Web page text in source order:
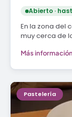
Abierto ·
En la zona del
muy cerca de
Más
Pastelería